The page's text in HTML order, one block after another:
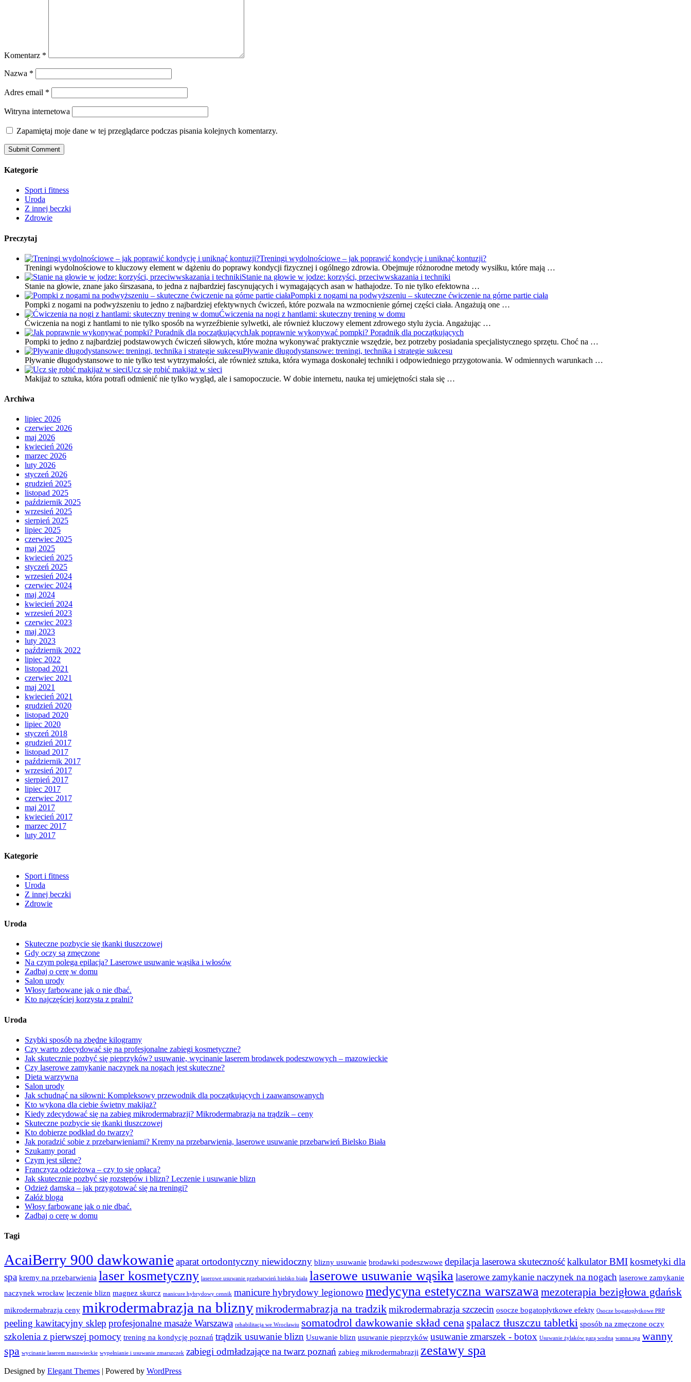
Komentarz *
Nazwa *
Adres email *
Witryna internetowa
Zapamiętaj moje dane w tej przeglądarce podczas pisania kolejnych komentarzy.
Kategorie
Sport i fitness
Uroda
Z innej beczki
Zdrowie
Preczytaj
Treningi wydolnościowe – jak poprawić kondycję i uniknąć kontuzji?
Treningi wydolnościowe to kluczowy element w dążeniu do poprawy kondycji fizycznej i ogólnego zdrowia. Obejmuje różnorodne metody wysiłku, które mają …
Stanie na głowie w jodze: korzyści, przeciwwskazania i techniki
Stanie na głowie, znane jako śirszasana, to jedna z najbardziej fascynujących i wymagających asan w hathajodze. To nie tylko efektowna …
Pompki z nogami na podwyższeniu – skuteczne ćwiczenie na górne partie ciała
Pompki z nogami na podwyższeniu to jedno z najbardziej efektywnych ćwiczeń, które pozwala na wzmocnienie górnej części ciała. Angażują one …
Ćwiczenia na nogi z hantlami: skuteczny trening w domu
Ćwiczenia na nogi z hantlami to nie tylko sposób na wyrzeźbienie sylwetki, ale również kluczowy element zdrowego stylu życia. Angażując …
Jak poprawnie wykonywać pompki? Poradnik dla początkujących
Pompki to jedno z najbardziej podstawowych ćwiczeń siłowych, które można wykonywać praktycznie wszędzie, bez potrzeby posiadania specjalistycznego sprzętu. Choć na …
Pływanie długodystansowe: treningi, technika i strategie sukcesu
Pływanie długodystansowe to nie tylko test wytrzymałości, ale również sztuka, która wymaga doskonałej techniki i odpowiedniego przygotowania. W odmiennych warunkach …
Ucz się robić makijaż w sieci
Makijaż to sztuka, która potrafi odmienić nie tylko wygląd, ale i samopoczucie. W dobie internetu, nauka tej umiejętności stała się …
Archiwa
lipiec 2026
czerwiec 2026
maj 2026
kwiecień 2026
marzec 2026
luty 2026
styczeń 2026
grudzień 2025
listopad 2025
październik 2025
wrzesień 2025
sierpień 2025
lipiec 2025
czerwiec 2025
maj 2025
kwiecień 2025
styczeń 2025
wrzesień 2024
czerwiec 2024
maj 2024
kwiecień 2024
wrzesień 2023
czerwiec 2023
maj 2023
luty 2023
październik 2022
lipiec 2022
listopad 2021
czerwiec 2021
maj 2021
kwiecień 2021
grudzień 2020
listopad 2020
lipiec 2020
styczeń 2018
grudzień 2017
listopad 2017
październik 2017
wrzesień 2017
sierpień 2017
lipiec 2017
czerwiec 2017
maj 2017
kwiecień 2017
marzec 2017
luty 2017
Kategorie
Sport i fitness
Uroda
Z innej beczki
Zdrowie
Uroda
Skuteczne pozbycie się tkanki tłuszczowej
Gdy oczy są zmęczone
Na czym polega epilacja? Laserowe usuwanie wąsika i włosów
Zadbaj o cerę w domu
Salon urody
Włosy farbowane jak o nie dbać.
Kto najczęściej korzysta z pralni?
Uroda
Szybki sposób na zbędne kilogramy
Czy warto zdecydować się na profesjonalne zabiegi kosmetyczne?
Jak skutecznie pozbyć się pieprzyków? usuwanie, wycinanie laserem brodawek podeszwowych – mazowieckie
Czy laserowe zamykanie naczynek na nogach jest skuteczne?
Dieta warzywna
Salon urody
Jak schudnąć na siłowni: Kompleksowy przewodnik dla początkujących i zaawansowanych
Kto wykona dla ciebie świetny makijaż?
Kiedy zdecydować się na zabieg mikrodermabrazji? Mikrodermabrazja na trądzik – ceny
Skuteczne pozbycie się tkanki tłuszczowej
Kto dobierze podkład do twarzy?
Jak poradzić sobie z przebarwieniami? Kremy na przebarwienia, laserowe usuwanie przebarwień Bielsko Biała
Szukamy porad
Czym jest silene?
Franczyza odzieżowa – czy to się opłaca?
Jak skutecznie pozbyć się rozstępów i blizn? Leczenie i usuwanie blizn
Odzież damska – jak przygotować się na treningi?
Załóż bloga
Włosy farbowane jak o nie dbać.
Zadbaj o cerę w domu
Tagi
AcaiBerry 900 dawkowanie aparat ortodontyczny niewidoczny blizny usuwanie brodawki podeszwowe depilacja laserowa skutecznośćkalkulator BMIkosmetyki dla
spa kremy na przebarwienia laser kosmetyczny laserowe usuwanie przebarwień bielsko biała laserowe usuwanie wąsikalaserowe zamykanie naczynek na nogach laserowe zamykanie
naczynek wrocław leczenie blizn magnez skurcz manicure hybrydowy cennik manicure hybrydowy legionowo medycyna estetyczna warszawamezoterapia bezigłowa gdańsk
mikrodermabrazja ceny mikrodermabrazja na bliznymikrodermabrazja na tradzikmikrodermabrazja szczecin osocze bogatopłytkowe efekty Osocze bogatopłytkowe PRP
peeling kawitacyjny sklep profesjonalne masaże Warszawa rehabilitacja we Wrocławiu somatodrol dawkowanie skład cena spalacz tłuszczu tabletki sposób na zmęczone oczy
szkolenia z pierwszej pomocy trening na kondycję poznań trądzik usuwanie blizn Usuwanie blizn usuwanie pieprzyków usuwanie zmarszek - botox Usuwanie żylaków parą wodną wanna spa wanny
spa wycinanie laserem mazowieckie wypełnianie i usuwanie zmarszczek zabiegi odmładzające na twarz poznań zabieg mikrodermabrazji zestawy spa
Designed by Elegant Themes | Powered by WordPress